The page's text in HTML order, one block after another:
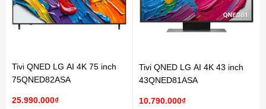
Tivi QNED LG AI 4K 75 inch
75QNED82ASA
25.990.000₫
Tivi QNED LG AI 4K 43 inch
43QNED81ASA
10.790.000₫